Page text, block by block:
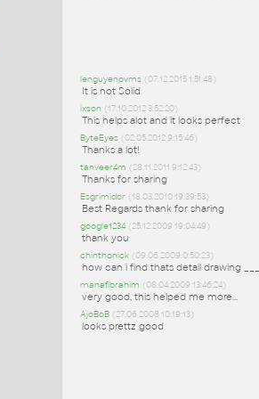
lenguyenpvms (07.12.2015 1:51:48)
It is not Solid
ixson (17.10.2012 3:52:20)
This helps alot and it looks perfect
ByteEyes (02.05.2012 9:15:46)
Thanks a lot!
tanveer4m (28.11.2011 9:12:43)
Thanks for sharing
Esgrimidor (18.03.2010 19:39:53)
Best Regards thank for sharing
google1234 (25.12.2009 19:04:49)
thank you
chinthonick (09.06.2009 0:50:23)
how can i find thats detail drawing
manafibrahim (08.04.2009 13:46:24)
very good, this helped me more...
AjoBoB (27.06.2008 10:19:13)
looks prettz good